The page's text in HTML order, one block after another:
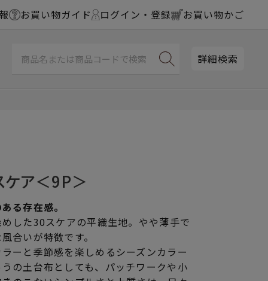
お買い物ガイド ログイン・登録 お買い物かご
詳細検索
ケア＜9P＞
る存在感。
した30スケアの平織生地。やや薄手で
合いが特徴です。
ーと季節感を楽しめるシーズンカラー
の土台布としても、パッチワークや小